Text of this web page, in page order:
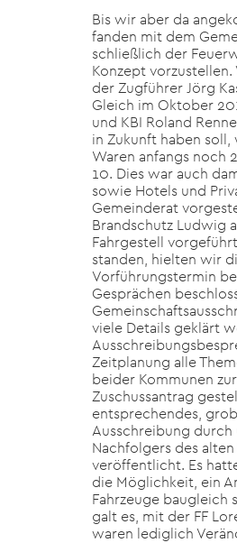
Bis wir aber da
fanden mit dem
schließlich der
Konzept
der Zugführer Jörg
Gleich im Oktober
und KBI Roland
in Zukunft haben
Waren anfangs noch
10. Dies war auch
sowie Hotels und
Gemeinderat
Brandschutz Ludwig
Fahrgestell
standen, hielten wir
Vorführungstermin
Gesprächen
viele Details geklärt
Zeitplanung alle
beider Kommunen
Zuschussantrag
entsprechendes,
Ausschreibung durch
Nachfolgers des
veröffentlicht. Es
die Möglichkeit, ein
Fahrzeuge baugleich
galt es, mit der FF
waren lediglich